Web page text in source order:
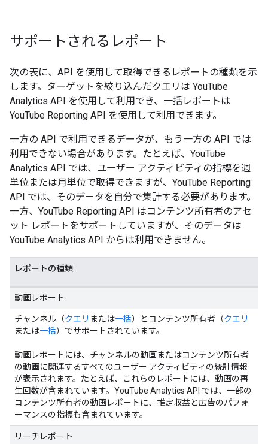
サポートされるレポート
次の表に、API を使用して取得できるレポートの種類を示
します。ターゲットを絞り込んだクエリは YouTube
Analytics API を使用して利用でき、一括レポートは
YouTube Reporting API を使用して利用できます。
一方の API で利用できるデータが、もう一方の API では
利用できない場合があります。たとえば、YouTube
Analytics API では、ユーザー アクティビティの指標を週
単位または月単位で取得できますが、YouTube Reporting
API では、そのデータを自分で集計する必要があります。
一方、YouTube Reporting API はコンテンツ所有者のアセ
ット レポートをサポートしていますが、そのデータは
YouTube Analytics API からは利用できません。
レポートの種類
動画レポート
チャンネル（クエリ または一括）とコンテンツ所有者（クエリ
または一括）でサポートされています。
動画レポートには、チャンネルの動画またはコンテンツ所有者
の動画に関連するすべてのユーザー アクティビティの統計情報
が表示されます。たとえば、これらのレポートには、動画の再
生回数が含まれています。YouTube Analytics API では、一部の
コンテンツ所有者の動画レポートに、推定収益と広告のパフォ
ーマンスの指標も含まれています。
リーチレポート